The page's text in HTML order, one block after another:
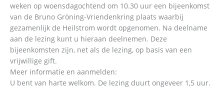
weken op woensdagochtend om 10.30 uur een bijeenkomst
van de Bruno Gröning-Vriendenkring plaats waarbij
gezamenlijk de Heilstrom wordt opgenomen. Na deelname
aan de lezing kunt u hieraan deelnemen. Deze
bijeenkomsten zijn, net als de lezing, op basis van een
vrijwillige gift.
Meer informatie en aanmelden:
U bent van harte welkom. De lezing duurt ongeveer 1,5 uur.